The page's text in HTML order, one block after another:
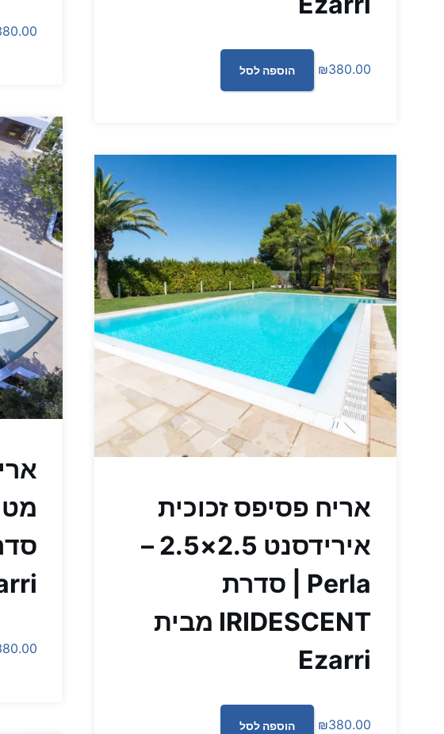
₪380.00 הוספה לסל
אריח פסיפס זכוכית
אירידסנט 2.5×2.5 –
Perla | סדרת
IRIDESCENT מבית
Ezarri
₪380.00 הוספה לסל